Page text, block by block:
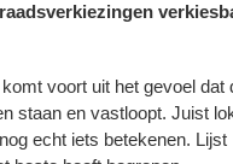
voort uit het gevoel dat
staan en vastloopt. Juist
echt iets betekenen.